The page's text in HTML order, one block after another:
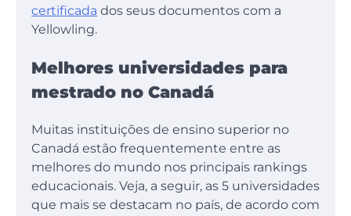
certificada dos seus documentos com a
Yellowling.
Melhores universidades para
mestrado no Canadá
Muitas instituições de ensino superior no
Canadá estão frequentemente entre as
melhores do mundo nos principais rankings
educacionais. Veja, a seguir, as 5 universidades
que mais se destacam no país, de acordo com